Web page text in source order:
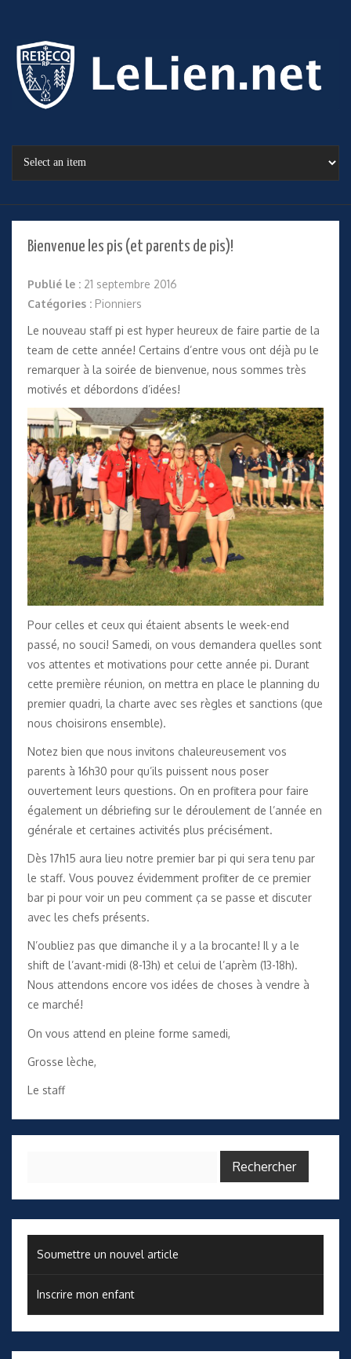
Bienvenue les pis (et parents de pis)!
Publié le : 21 septembre 2016
Catégories : Pionniers
Le nouveau staff pi est hyper heureux de faire partie de la
team de cette année! Certains d’entre vous ont déjà pu le
remarquer à la soirée de bienvenue, nous sommes très
motivés et débordons d’idées!
Pour celles et ceux qui étaient absents le week-end
passé, no souci! Samedi, on vous demandera quelles sont
vos attentes et motivations pour cette année pi. Durant
cette première réunion, on mettra en place le planning du
premier quadri, la charte avec ses règles et sanctions (que
nous choisirons ensemble).
Notez bien que nous invitons chaleureusement vos
parents à 16h30 pour qu’ils puissent nous poser
ouvertement leurs questions. On en profitera pour faire
également un débriefing sur le déroulement de l’année en
générale et certaines activités plus précisément.
Dès 17h15 aura lieu notre premier bar pi qui sera tenu par
le staff. Vous pouvez évidemment profiter de ce premier
bar pi pour voir un peu comment ça se passe et discuter
avec les chefs présents.
N’oubliez pas que dimanche il y a la brocante! Il y a le
shift de l’avant-midi (8-13h) et celui de l’aprèm (13-18h).
Nous attendons encore vos idées de choses à vendre à
ce marché!
On vous attend en pleine forme samedi,
Grosse lèche,
Le staff
Soumettre un nouvel article
Inscrire mon enfant